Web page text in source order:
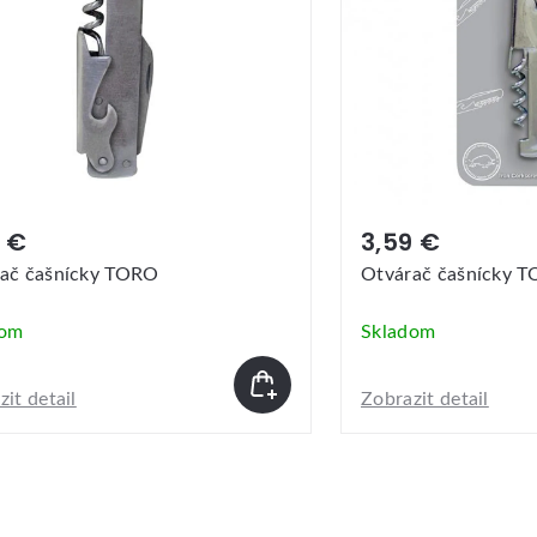
€
čašnícky TORO
detail
3,59 €
Otvárač čašnícky
Skladom
Zobrazit detail